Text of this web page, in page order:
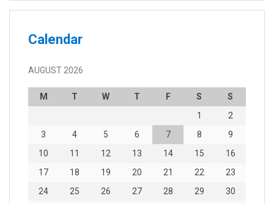
Calendar
AUGUST 2026
M T W T F S
S
1
2
3
4 5 6 7 8
9
10
11 12 13 14 15
16
17
18 19 20 21 22
23
24
25 26 27 28 29
30